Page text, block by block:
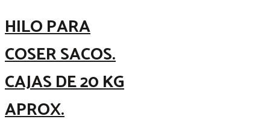
HILO PARA
COSER SACOS.
CAJAS DE 20 KG
APROX.